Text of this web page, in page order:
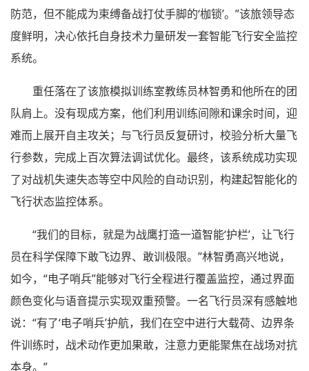
防范，但不能成为束缚备战打仗手脚的‘枷锁’。”该旅领导态
度鲜明，决心依托自身技术力量研发一套智能飞行安全监控
系统。
重任落在了该旅模拟训练室教练员林智勇和他所在的团
队肩上。没有现成方案，他们利用训练间隙和课余时间，迎
难而上展开自主攻关；与飞行员反复研讨，校验分析大量飞
行参数，完成上百次算法调试优化。最终，该系统成功实现
了对战机失速失态等空中风险的自动识别，构建起智能化的
飞行状态监控体系。
“我们的目标，就是为战鹰打造一道智能‘护栏’，让飞行
员在科学保障下敢飞边界、敢训极限。”林智勇高兴地说，
如今，“电子哨兵”能够对飞行全程进行覆盖监控，通过界面
颜色变化与语音提示实现双重预警。一名飞行员深有感触地
说：“有了‘电子哨兵’护航，我们在空中进行大载荷、边界条
件训练时，战术动作更加果敢，注意力更能聚焦在战场对抗
本身。”